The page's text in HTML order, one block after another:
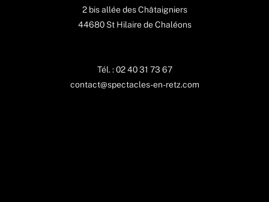
2 bis allée des Châtaigniers
44680 St Hilaire de Chaléons
Tél. : 02 40 31 73 67
contact@spectacles-en-retz.com